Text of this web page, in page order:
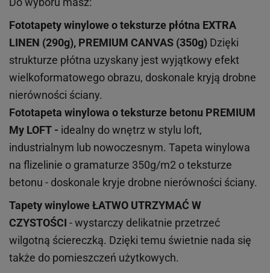
Fototapety winylowe oteksturze płótna EXTRA
LINEN (290g), PREMIUM CANVAS (350g) Dzięki
strukturze płótna uzyskany jest wyjątkowy efekt
wielkoformatowego obrazu, doskonale kryją drobne
nierówności ściany.
Fototapeta winylowa oteksturze betonu PREMIUM
My LOFT - idealny do wnętrz w stylu loft,
industrialnym lub nowoczesnym. Tapeta winylowa
na flizelinie o gramaturze 350g/m2 o teksturze
betonu - doskonale kryje drobne nierówności ściany.
Tapety winyloweŁATWO UTRZYMAĆ W
CZYSTOŚCI - wystarczy delikatnie przetrzeć
wilgotną ściereczką. Dzięki temu świetnie nada się
także do pomieszczeń użytkowych.